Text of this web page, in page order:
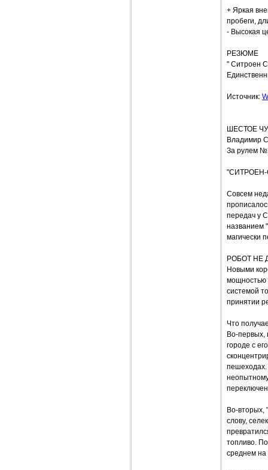
+ Яркая
пробеги,
- Высокая
РЕЗЮМЕ
" Ситроен
Источник:
ШЕСТОЕ
Владимир
За рулем
Совсем
передач у
названием
магически
РОБОТ НЕ
Новыми
мощностью
системой
принятии
Что
Во-первых,
городе с
пешеходах.
Во-вторых,
слову,
топливо.
среднем на